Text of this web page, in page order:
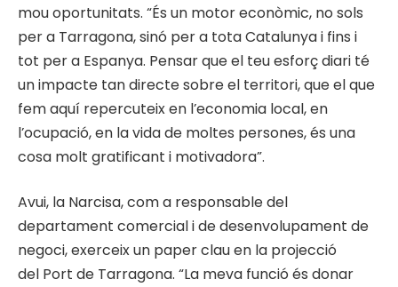
mou oportunitats. “És un motor econòmic, no sols
per a Tarragona, sinó per a tota Catalunya i fins i
tot per a Espanya. Pensar que el teu esforç diari té
un impacte tan directe sobre el territori, que el que
fem aquí repercuteix en l’economia local, en
l’ocupació, en la vida de moltes persones, és una
cosa molt gratificant i motivadora”.
Avui, la Narcisa, com a responsable del
departament comercial i de desenvolupament de
negoci, exerceix un paper clau en la projecció
del Port de Tarragona. “La meva funció és donar